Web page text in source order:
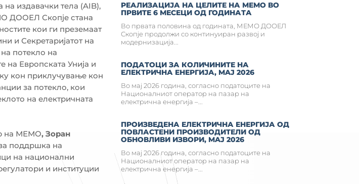
на издавачки тела (AIB),
ДООЕЛ Скопје стана
кои ги преземаат
и Секретаријатот на
потекло на
на Европската Унија и
кон приклучување кон
за потекло, кои
на електричната
на МЕМО, Зоран
поддршка на
на национални
и институции
РЕАЛИЗАЦИЈА НА ЦЕЛИТЕ НА МЕМО ВО
ПРВИТЕ 6 МЕСЕЦИ ОД ГОДИНАТА
Во првата половина од годината, МЕМО ДООЕЛ
Скопје продолжи со континуиран развој и
модернизација...
ПОДАТОЦИ ЗА КОЛИЧИНИТЕ НА
ЕЛЕКТРИЧНА ЕНЕРГИЈА, MAJ 2026
Во мај 2026 година, согласно податоците на
Националниот оператор на пазар на
електрична енергија –...
ПРОИЗВЕДЕНА ЕЛЕКТРИЧНА ЕНЕРГИЈА ОД
ПОВЛАСТЕНИ ПРОИЗВОДИТЕЛИ ОД
ОБНОВЛИВИ ИЗВОРИ, MAJ 2026
Во мај 2026 година, согласно податоците на
Националниот оператор на пазар на
електрична енергија –...